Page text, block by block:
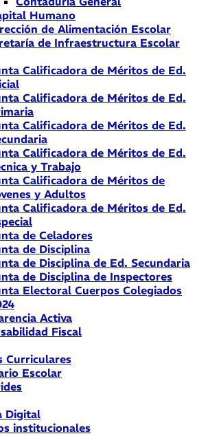
Humano
de Alimentación Escolar
de Infraestructura Escolar
Calificadora de Méritos de Ed.
Calificadora de Méritos de Ed.
Calificadora de Méritos de Ed.
Calificadora de Méritos de Ed.
y Trabajo
Calificadora de Méritos de
y Adultos
Calificadora de Méritos de Ed.
de Celadores
de Disciplina
de Disciplina de Ed. Secundaria
de Disciplina de Inspectores
Electoral Cuerpos Colegiados
Activa
Fiscal
Curriculares
Escolar
Digital
institucionales